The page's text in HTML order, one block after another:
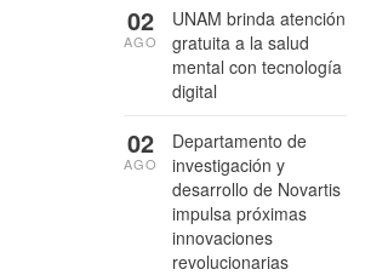
UNAM brinda atención
gratuita a la salud
mental con tecnología
digital
02
AGO
Departamento de
investigación y
desarrollo de Novartis
impulsa próximas
innovaciones
revolucionarias
02
AGO